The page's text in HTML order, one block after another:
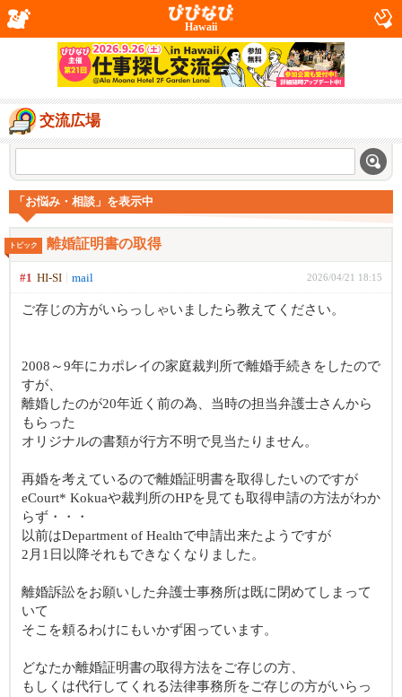
Hawaii
交流広場
「お悩み・相談」を表示中
トピック 離婚証明書の取得
#1 HI-SI mail 2026/04/21 18:15
ご存じの方がいらっしゃいましたら教えてください。
2008～9年にカポレイの家庭裁判所で離婚手続きをしたので
すが、
離婚したのが20年近く前の為、当時の担当弁護士さんから
もらった
オリジナルの書類が行方不明で見当たりません。
再婚を考えているので離婚証明書を取得したいのですが
eCourt* Kokuaや裁判所のHPを見ても取得申請の方法がわか
らず・・・
以前はDepartment of Healthで申請出来たようですが
2月1日以降それもできなくなりました。
離婚訴訟をお願いした弁護士事務所は既に閉めてしまって
いて
そこを頼るわけにもいかず困っています。
どなたか離婚証明書の取得方法をご存じの方、
もしくは代行してくれる法律事務所をご存じの方がいらっ